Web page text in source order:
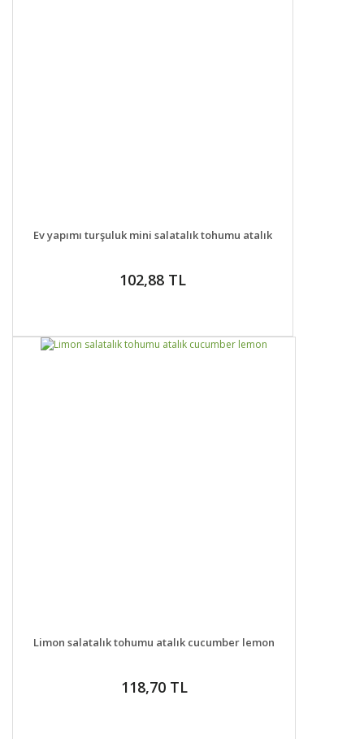
DETAYLAR SEPETE EKLE
Ev yapımı turşuluk mini salatalık tohumu atalık
102,88 TL
DETAYLAR SEPETE EKLE
Limon salatalık tohumu atalık cucumber lemon
118,70 TL